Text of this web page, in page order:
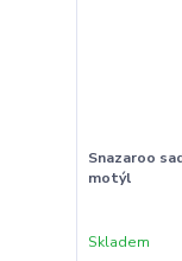
Snazaroo
motýl
Skladem